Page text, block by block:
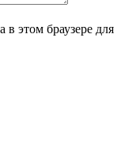
в этом браузере для